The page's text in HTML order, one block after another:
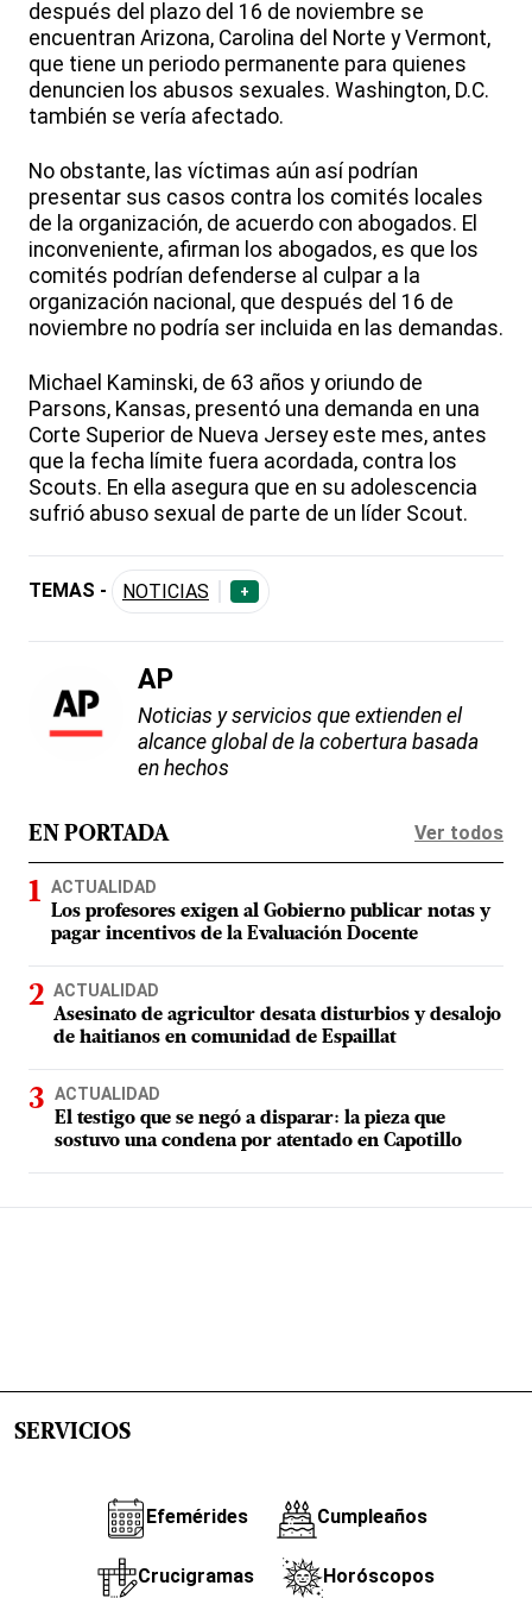
después del plazo del 16 de noviembre se
encuentran Arizona, Carolina del Norte y Vermont,
que tiene un periodo permanente para quienes
denuncien los abusos sexuales. Washington, D.C.
también se vería afectado.
No obstante, las víctimas aún así podrían
presentar sus casos contra los comités locales
de la organización, de acuerdo con abogados. El
inconveniente, afirman los abogados, es que los
comités podrían defenderse al culpar a la
organización nacional, que después del 16 de
noviembre no podría ser incluida en las demandas.
Michael Kaminski, de 63 años y oriundo de
Parsons, Kansas, presentó una demanda en una
Corte Superior de Nueva Jersey este mes, antes
que la fecha límite fuera acordada, contra los
Scouts. En ella asegura que en su adolescencia
sufrió abuso sexual de parte de un líder Scout.
TEMAS - NOTICIAS +
AP
Noticias y servicios que extienden el
alcance global de la cobertura basada
en hechos
EN PORTADA Ver todos
ACTUALIDAD
Los profesores exigen al Gobierno publicar notas y
pagar incentivos de la Evaluación Docente
ACTUALIDAD
Asesinato de agricultor desata disturbios y desalojo
de haitianos en comunidad de Espaillat
ACTUALIDAD
El testigo que se negó a disparar: la pieza que
sostuvo una condena por atentado en Capotillo
SERVICIOS
Efemérides Cumpleaños
Crucigramas Horóscopos